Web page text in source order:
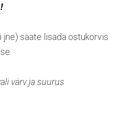
jne) saate lisada ostukorvis
värv ja suurus